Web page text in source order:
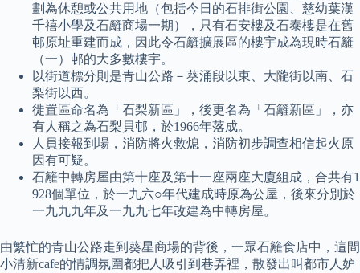
劃為休憩或公共用地（包括今日的石排街公園、慈幼葉漢
千禧小學及石籬商場一期），只有石安樓及石泰樓是在舊
邨原址重建而成，因此令石籬擴展區的樓宇成為現時石籬
（一）邨的大多數樓宇。
以街道標分則是青山公路－葵涌段以東、大隴街以南、石
梨街以西。
徙置區命名為「石梨新區」，後更名為「石籬新區」，亦
有人稱之為石梨貝邨，於1966年落成。
人員接報到場，消防將火救熄，消防初步調查相信起火原
因有可疑。
石籬中轉房屋由第十座及第十一座兩座大廈組成，合共有1
928個單位，於一九六○年代建成時原為公屋，後來分別於
一九九九年及一九九七年改建為中轉房屋。
由繁忙的青山公路走到葵星商場的背後，一眾石籬食店中，這間
小清新cafe的情調氛圍都把人吸引到巷弄裡，散發出叫都市人妒